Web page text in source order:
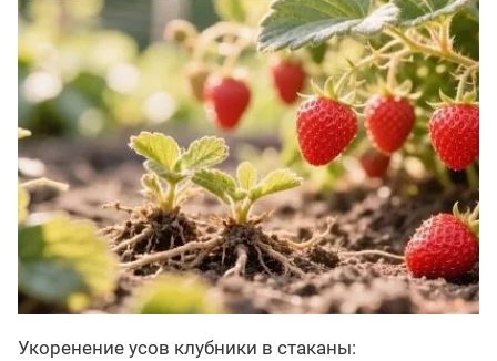
Укоренение усов клубники в стаканы: